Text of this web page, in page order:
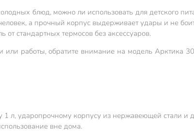
блюд, можно ли использовать для детского
а прочный корпус выдерживает удары и не
от стандартных термосов без аксессуаров.
работы, обратите внимание на модель Арктика
ударопрочному корпусу из нержавеющей стали и
вне дома.